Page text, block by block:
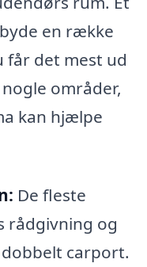
en række
får det mest ud
områder,
kan hjælpe
De fleste
rådgivning og
carport.